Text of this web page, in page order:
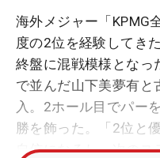
海外メジャー「KPMG
度の2位を経験してき
終盤に混戦模様となっ
で並んだ山下美夢有と
入。2ホール目でパー
勝を飾った。「2位と
自信になるし、次の